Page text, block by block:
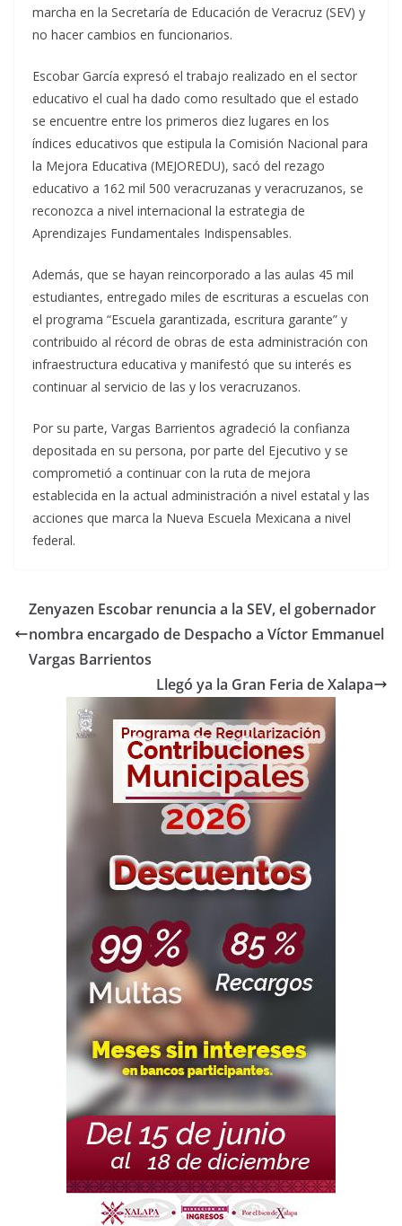
marcha en la Secretaría de Educación de Veracruz (SEV) y
no hacer cambios en funcionarios.
Escobar García expresó el trabajo realizado en el sector
educativo el cual ha dado como resultado que el estado
se encuentre entre los primeros diez lugares en los
índices educativos que estipula la Comisión Nacional para
la Mejora Educativa (MEJOREDU), sacó del rezago
educativo a 162 mil 500 veracruzanas y veracruzanos, se
reconozca a nivel internacional la estrategia de
Aprendizajes Fundamentales Indispensables.
Además, que se hayan reincorporado a las aulas 45 mil
estudiantes, entregado miles de escrituras a escuelas con
el programa “Escuela garantizada, escritura garante” y
contribuido al récord de obras de esta administración con
infraestructura educativa y manifestó que su interés es
continuar al servicio de las y los veracruzanos.
Por su parte, Vargas Barrientos agradeció la confianza
depositada en su persona, por parte del Ejecutivo y se
comprometió a continuar con la ruta de mejora
establecida en la actual administración a nivel estatal y las
acciones que marca la Nueva Escuela Mexicana a nivel
federal.
Zenyazen Escobar renuncia a la SEV, el gobernador
nombra encargado de Despacho a Víctor Emmanuel
Vargas Barrientos
Llegó ya la Gran Feria de Xalapa